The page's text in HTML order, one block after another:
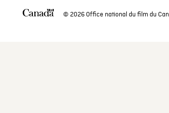
© 2026 Office national du film du